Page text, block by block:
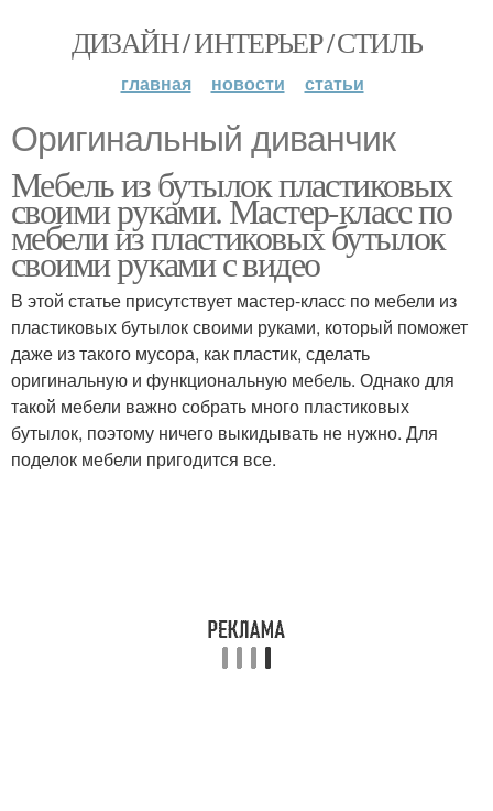
ДИЗАЙН / ИНТЕРЬЕР / СТИЛЬ
главная новости статьи
Оригинальный диванчик
Мебель из бутылок пластиковых
своими руками. Мастер-класс по
мебели из пластиковых бутылок
своими руками с видео
В этой статье присутствует мастер-класс по мебели из
пластиковых бутылок своими руками, который поможет
даже из такого мусора, как пластик, сделать
оригинальную и функциональную мебель. Однако для
такой мебели важно собрать много пластиковых
бутылок, поэтому ничего выкидывать не нужно. Для
поделок мебели пригодится все.